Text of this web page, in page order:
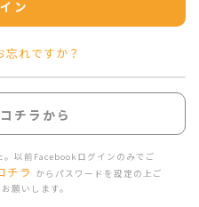
ン
れですか？
チラから
以前Facebookログインのみでご
チラ からパスワードを設定の上ご
願いします。